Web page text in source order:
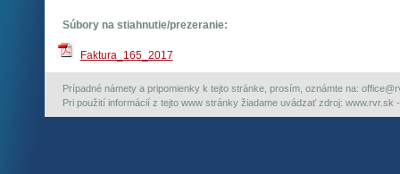
Súbory na stiahnutie/prezeranie:
Faktura_165_2017
Prípadné námety a pripomienky k tejto stránke, prosím, oznámte na:
Pri použití informácií z tejto www stránky žiadame uvádzať zdroj: www.rvr.sk